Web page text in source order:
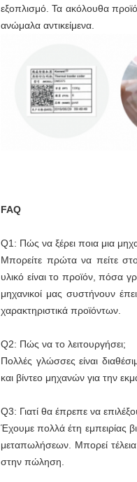
εξοπλισμό. Τα ακόλουθα
ανώμαλα αντικείμενα.
FAQ
Q1: Πώς να ξέρει ποια μια
Μπορείτε πρώτα να πείτε
υλικό είναι το προϊόν, πόσα
μηχανικοί μας συστήνουν
χαρακτηριστικά προϊόντων.
Q2: Πώς να το λειτουργήσει;
Πολλές γλώσσες είναι
και βίντεο μηχανών για την
Q3: Γιατί θα έπρεπε να
Έχουμε πολλά έτη εμπειρίας
μεταπωλήσεων. Μπορεί
στην πώληση.